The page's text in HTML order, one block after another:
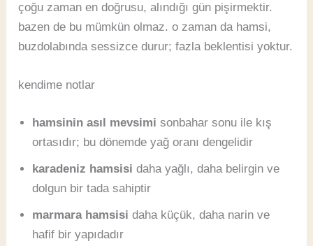
çoğu zaman en doğrusu, alındığı gün pişirmektir.
bazen de bu mümkün olmaz. o zaman da hamsi,
buzdolabında sessizce durur; fazla beklentisi yoktur.
kendime notlar
hamsinin asıl mevsimi sonbahar sonu ile kış
ortasıdır; bu dönemde yağ oranı dengelidir
karadeniz hamsisi daha yağlı, daha belirgin ve
dolgun bir tada sahiptir
marmara hamsisi daha küçük, daha narin ve
hafif bir yapıdadır